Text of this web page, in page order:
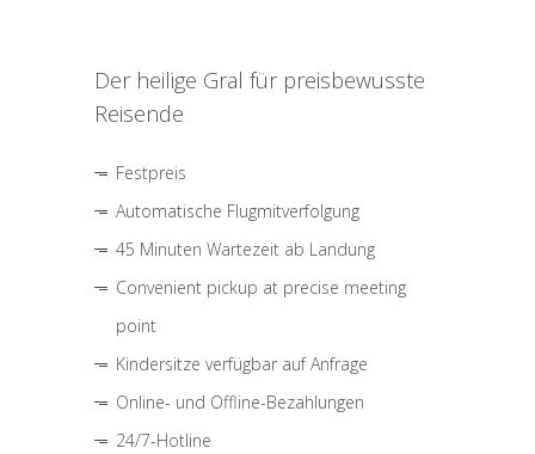
Der heilige Gral für preisbewusste
Reisende
Festpreis
Automatische Flugmitverfolgung
45 Minuten Wartezeit ab Landung
Convenient pickup at precise meeting
point
Kindersitze verfügbar auf Anfrage
Online- und Offline-Bezahlungen
24/7-Hotline